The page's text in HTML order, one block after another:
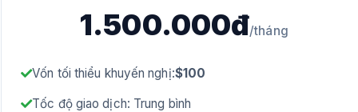
1.500.000đ/tháng
Vốn tối thiểu khuyến nghị:$100
Tốc độ giao dịch: Trung bình